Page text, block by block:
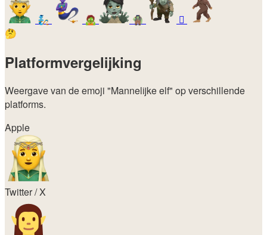
🧞 🧟 🧌
🫈
🤔
Platformvergelijking
Weergave van de emoji "Mannelijke elf" op verschillende
platforms.
Apple
Twitter / X